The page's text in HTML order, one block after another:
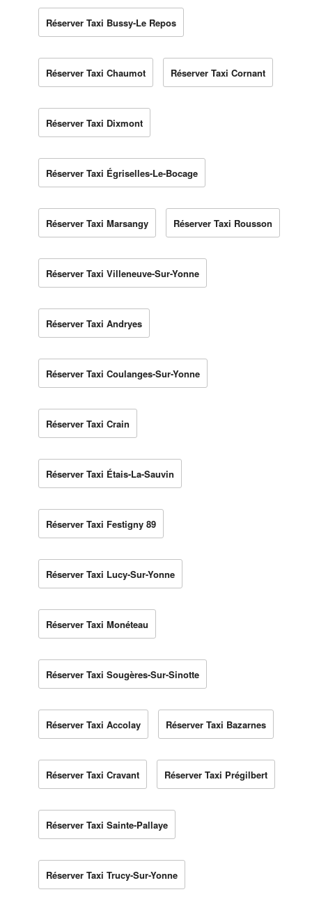
Réserver Taxi Bussy-Le Repos
Réserver Taxi Chaumot Réserver Taxi Cornant
Réserver Taxi Dixmont
Réserver Taxi Égriselles-Le-Bocage
Réserver Taxi Marsangy Réserver Taxi Rousson
Réserver Taxi Villeneuve-Sur-Yonne
Réserver Taxi Andryes
Réserver Taxi Coulanges-Sur-Yonne
Réserver Taxi Crain
Réserver Taxi Étais-La-Sauvin
Réserver Taxi Festigny 89
Réserver Taxi Lucy-Sur-Yonne
Réserver Taxi Monéteau
Réserver Taxi Sougères-Sur-Sinotte
Réserver Taxi Accolay Réserver Taxi Bazarnes
Réserver Taxi Cravant Réserver Taxi Prégilbert
Réserver Taxi Sainte-Pallaye
Réserver Taxi Trucy-Sur-Yonne